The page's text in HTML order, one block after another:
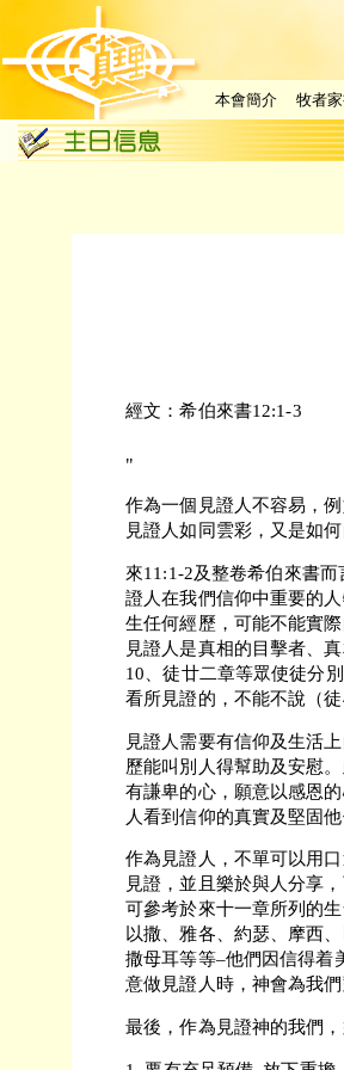
本會簡介 牧者
經文：希伯來書12:1-3
"
作為一個見證人不容易，
見證人如同雲彩，又是如
來11:1-2及整卷希伯來書
證人在我們信仰中重要的
生任何經歷，可能不能實
見證人是真相的目擊者、
10、徒廿二章等眾使徒分
看所見證的，不能不說（徒
見證人需要有信仰及生活
歷能叫別人得幫助及安慰
有謙卑的心，願意以感恩
人看到信仰的真實及堅固
作為見證人，不單可以用
見證，並且樂於與人分享
可參考於來十一章所列的
以撒、雅各、約瑟、摩西
撒母耳等等–他們因信得着
意做見證人時，神會為我們
最後，作為見證神的我們